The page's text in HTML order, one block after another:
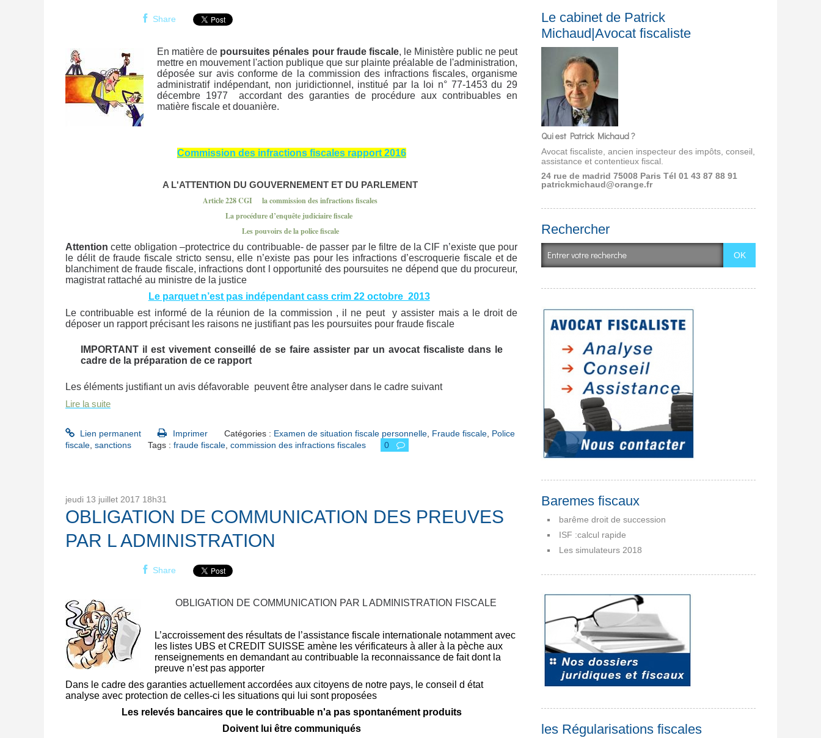
Share
En matière de poursuites pénales pour fraude fiscale, le Ministère public ne peut
mettre en mouvement l'action publique que sur plainte préalable de l'administration,
déposée sur avis conforme de la commission des infractions fiscales, organisme
administratif indépendant, non juridictionnel, institué par la loi n° 77-1453 du 29
décembre 1977 accordant des garanties de procédure aux contribuables en
matière fiscale et douanière.
Commission des infractions fiscales rapport 2016
A L'ATTENTION DU GOUVERNEMENT ET DU PARLEMENT
Article 228 CGI
la commission des infractions fiscales
La procédure d’enquête judiciaire fiscale
Les pouvoirs de la police fiscale
Attentioncette obligation –protectrice du contribuable- de passer par le filtre de la CIF n’existe que pour
le délit de fraude fiscale stricto sensu, elle n’existe pas pour les infractions d’escroquerie fiscale et de
blanchiment de fraude fiscale, infractions dont l opportunité des poursuites ne dépend que du procureur,
magistrat rattaché au ministre de la justice
Le parquet n’est pas indépendant cass crim 22 octobre 2013
Le contribuable est informé de la réunion de la commission , il ne peut y assister mais a le droit de
déposer un rapport précisant les raisons ne justifiant pas les poursuites pour fraude fiscale
IMPORTANT il est vivement conseillé de se faire assister par un avocat fiscaliste dans le
cadre de la préparation de ce rapport
Les éléments justifiant un avis défavorable peuvent être analyser dans le cadre suivant
Lire la suite
Lien permanent Imprimer Catégories : Examen de situation fiscale personnelle, Fraude fiscale, Police
fiscale sanctions Tags :fraude fiscale ,commission des infractions fiscales 0
jeudi 13 juillet 2017 18h31
OBLIGATION DE COMMUNICATION DES PREUVES
PAR L ADMINISTRATION
Share
OBLIGATION DE COMMUNICATION PAR L ADMINISTRATION FISCALE
L’accroissement des résultats de l’assistance fiscale internationale notamment avec
les listes UBS et CREDIT SUISSE amène les vérificateurs à aller à la pèche aux
renseignements en demandant au contribuable la reconnaissance de fait dont la
preuve n’est pas apporter
Dans le cadre des garanties actuellement accordées aux citoyens de notre pays, le conseil d état
analyse avec protection de celles-ci les situations qui lui sont proposées
Les relevés bancaires que le contribuable n'a pas spontanément produits
Doivent lui être communiqués
Le cabinet de Patrick
Michaud|Avocat fiscaliste
Qui est Patrick Michaud ?
Avocat fiscaliste, ancien inspecteur des impôts, conseil,
assistance et contentieux fiscal.
24 rue de madrid 75008 ParisTél 01 43 87 88 91
patrickmichaud@orange.fr
Rechercher
Baremes fiscaux
barême droit de succession
ISF :calcul rapide
Les simulateurs 2018
les Régularisations fiscales